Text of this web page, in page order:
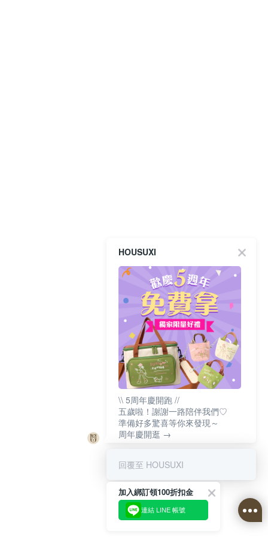
HOUSUXI
\\ 5周年慶開跑 //
五歲啦！謝謝一路陪伴我們♡
準備好多驚喜等你來發現～
周年慶開逛 →
回覆至 HOUSUXI
加入綁訂領100折扣金
連結 LINE 帳號